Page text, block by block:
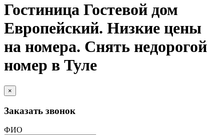
Гостиница Гостевой дом
Европейский. Низкие цены
на номера. Снять недорогой
номер в Туле
×
Заказать звонок
ФИО